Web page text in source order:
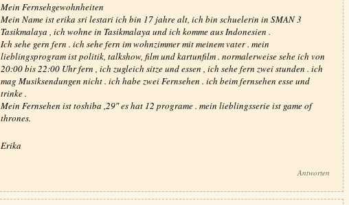
Mein Fernsehgewohnheiten
Mein Name ist erika sri lestari ich bin 17 jahre alt, ich bin schuelerin in SMAN 3
Tasikmalaya , ich wohne in Tasikmalaya und ich komme aus Indonesien .
Ich sehe gern fern . ich sehe fern im wohnzimmer mit meinem vater . mein
lieblingsprogram ist politik, talkshow, film und kartunfilm . normalerweise sehe ich von
20:00 bis 22:00 Uhr fern , ich zugleich sitze und essen , ich sehe fern zwei stunden . ich
mag Musiksendungen nicht . ich habe zwei Fernsehen . ich beim fernsehen esse und
trinke .
Mein Fernsehen ist toshiba ,29″ es hat 12 programe . mein lieblingsserie ist game of
thrones.
Erika
Antworten